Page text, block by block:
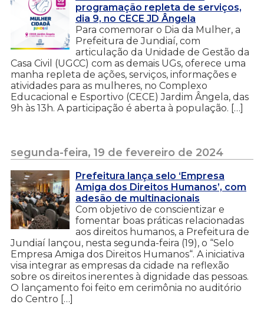
programação repleta de serviços,
dia 9, no CECE JD Ângela
Para comemorar o Dia da Mulher, a
Prefeitura de Jundiaí, com
articulação da Unidade de Gestão da
Casa Civil (UGCC) com as demais UGs, oferece uma
manha repleta de ações, serviços, informações e
atividades para as mulheres, no Complexo
Educacional e Esportivo (CECE) Jardim Ângela, das
9h às 13h. A participação é aberta à população. […]
segunda-feira, 19 de fevereiro de 2024
Prefeitura lança selo ‘Empresa
Amiga dos Direitos Humanos’, com
adesão de multinacionais
Com objetivo de conscientizar e
fomentar boas práticas relacionadas
aos direitos humanos, a Prefeitura de
Jundiaí lançou, nesta segunda-feira (19), o “Selo
Empresa Amiga dos Direitos Humanos“. A iniciativa
visa integrar as empresas da cidade na reflexão
sobre os direitos inerentes à dignidade das pessoas.
O lançamento foi feito em cerimônia no auditório
do Centro […]